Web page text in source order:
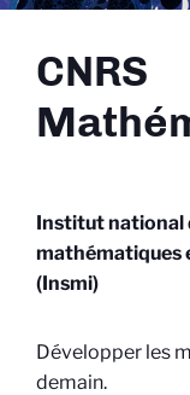
CNRS
Institut national
mathématiques
(Insmi)
Développer les
demain.